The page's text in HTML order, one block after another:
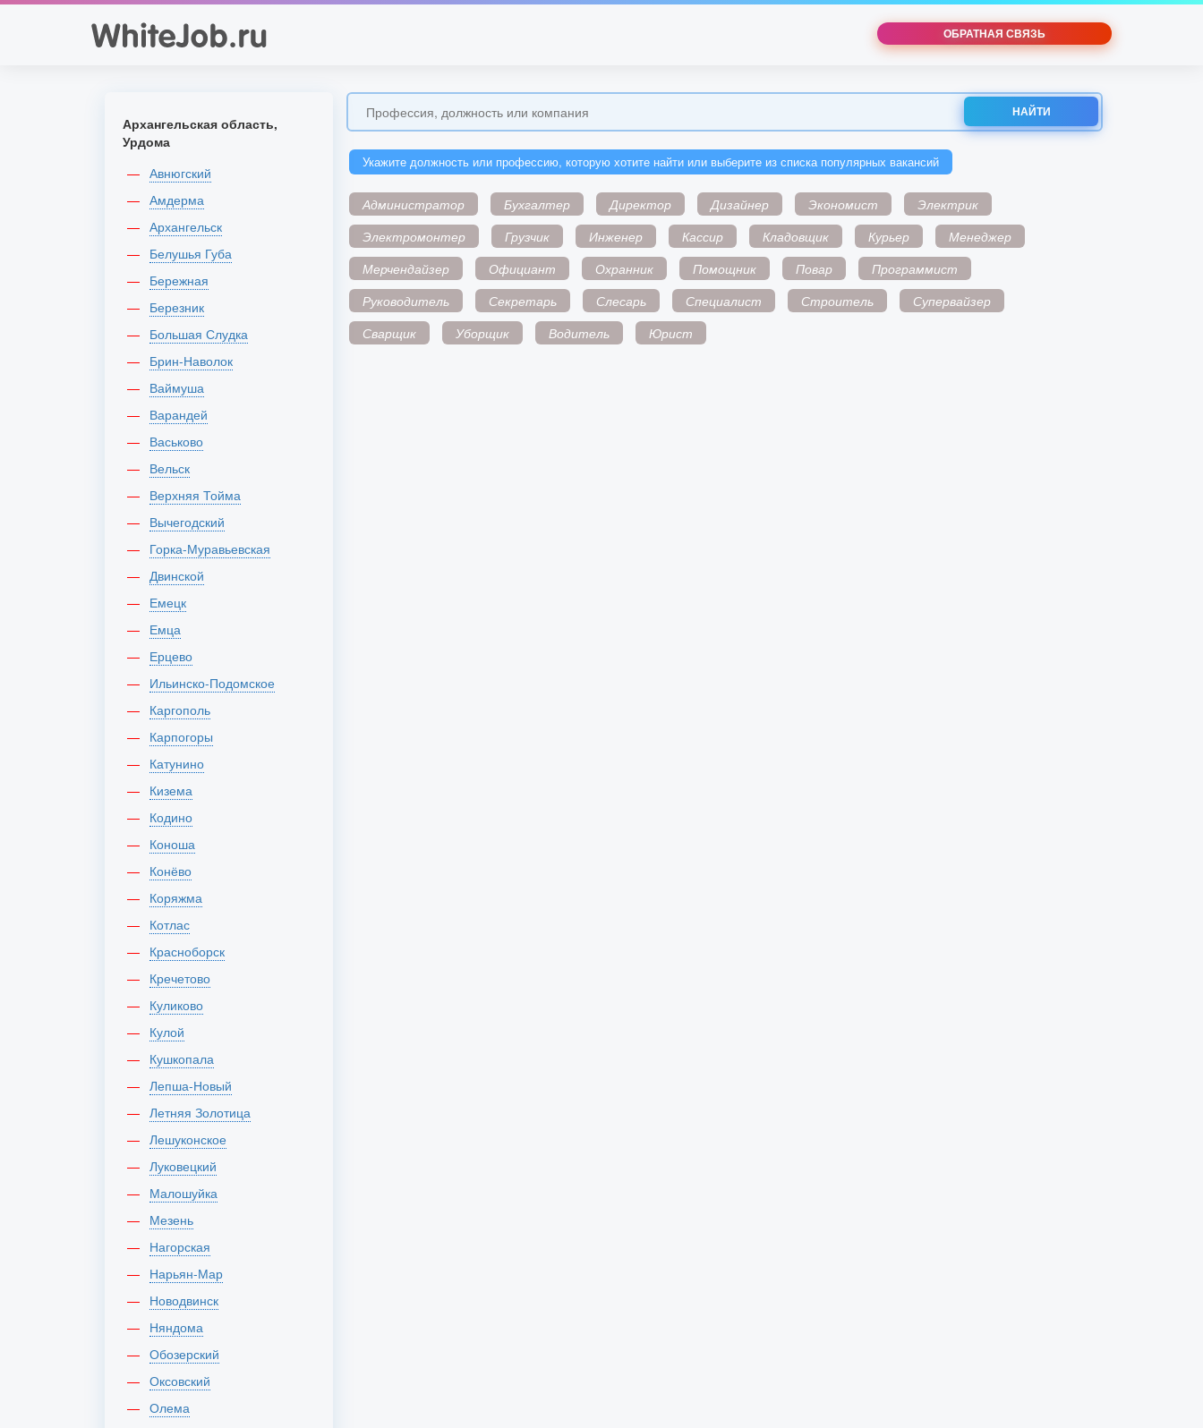
ОБРАТНАЯ СВЯЗЬ
НАЙТИ
Укажите должность или профессию, которую хотите найти или выберите из списка популярных вакансий
Администратор Бухгалтер Директор Дизайнер Экономист
Электрик
Электромонтер
Грузчик Инженер Кассир Кладовщик Курьер
Менеджер
Мерчендайзер
Официант Охранник Помощник Повар
Программист
Руководитель
Секретарь Слесарь Специалист Строитель
Супервайзер
Сварщик
Уборщик Водитель Юрист
Архангельская область,
Урдома
Авнюгский
Амдерма
Архангельск
Белушья Губа
Бережная
Березник
Большая Слудка
Брин-Наволок
Ваймуша
Варандей
Васьково
Вельск
Верхняя Тойма
Вычегодский
Горка-Муравьевская
Двинской
Емецк
Емца
Ерцево
Ильинско-Подомское
Каргополь
Карпогоры
Катунино
Кизема
Кодино
Коноша
Конёво
Коряжма
Котлас
Красноборск
Кречетово
Куликово
Кулой
Кушкопала
Лепша-Новый
Летняя Золотица
Лешуконское
Луковецкий
Малошуйка
Мезень
Нагорская
Нарьян-Мар
Новодвинск
Няндома
Обозерский
Оксовский
Олема